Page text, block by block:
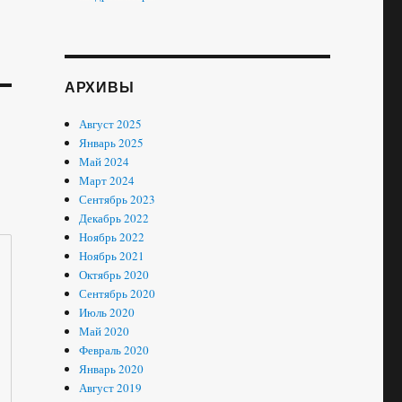
АРХИВЫ
Август 2025
Январь 2025
Май 2024
Март 2024
Сентябрь 2023
Декабрь 2022
Ноябрь 2022
Ноябрь 2021
Октябрь 2020
Сентябрь 2020
Июль 2020
Май 2020
Февраль 2020
Январь 2020
Август 2019